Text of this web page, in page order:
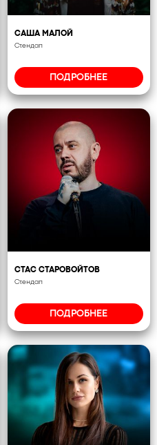
САША МАЛОЙ
Стендап
ПОДРОБНЕЕ
СТАС СТАРОВОЙТОВ
Стендап
ПОДРОБНЕЕ